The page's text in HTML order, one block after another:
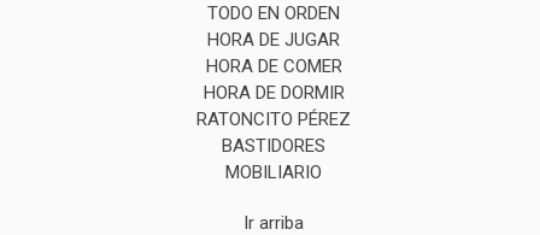
TODO EN ORDEN
HORA DE JUGAR
HORA DE COMER
HORA DE DORMIR
RATONCITO PÉREZ
BASTIDORES
MOBILIARIO
Ir arriba